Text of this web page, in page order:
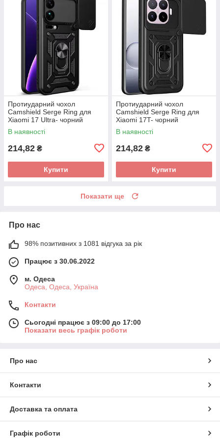
Протиударний чохол
Camshield Serge Ring для
Xiaomi 17 Ultra- чорний
В наявності
214,82 ₴
Купити
Протиударний чохол
Camshield Serge Ring для
Xiaomi 17T- чорний
В наявності
214,82 ₴
Купити
Показати ще
Про нас
98% позитивних з 1081 відгука за рік
Працює з 30.06.2022
м. Одеса
Одеса, Одеса, Україна
Контакти
Сьогодні працює з 09:00 до 17:00
Показати весь графік роботи
Про нас
Контакти
Доставка та оплата
Графік роботи